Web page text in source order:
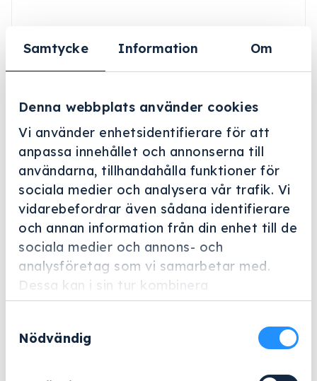
Samtycke Information Om
Denna webbplats använder cookies
Vi använder enhetsidentifierare för att
anpassa innehållet och annonserna till
användarna, tillhandahålla funktioner för
sociala medier och analysera vår trafik. Vi
vidarebefordrar även sådana identifierare
och annan information från din enhet till de
sociala medier och annons- och
analysföretag som vi samarbetar med.
Dessa kan i sin tur kombinera
informationen med annan information som
samlat in när du har använt deras tjänster.
Nödvändig
Helskärm
Miele Professional
DOS K 85 NER
Artikelnummer: 9961090
tomt doseringsfack för automatisk dosering av